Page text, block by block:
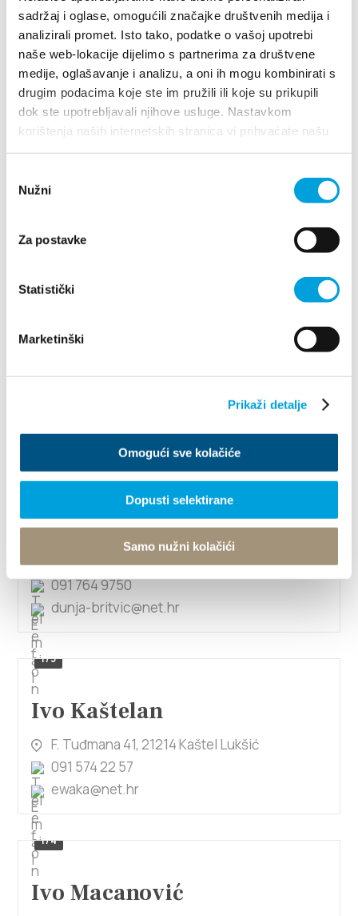
sadržaj i oglase, omogućili značajke društvenih medija i
analizirali promet. Isto tako, podatke o vašoj upotrebi
naše web-lokacije dijelimo s partnerima za društvene
medije, oglašavanje i analizu, a oni ih mogu kombinirati s
drugim podacima koje ste im pružili ili koje su prikupili
dok ste upotrebljavali njihove usluge. Nastavkom
korištenja naših internetskih stranica vi prihvaćate našu
pristanka
Nužni
Za postavke
Statistički
Marketinški
Prikaži detalje
Omogući sve kolačiće
Dopusti selektirane
Samo nužni kolačići
Ivica Žarković
Biskupa P. Žanića 77, 21217 Kaštel Novi
+38598896411
mirela2252@gmail.com
kristinajezidzic@net.hr
1/4
Ivka Rimac
F.F. Kamenjarina 27, 21214 Kaštel Kambelovac
IVO BRITVIĆ
Frane Franića 25, 21214 Kaštel Kambelovac
091 764 9750
dunja-britvic@net.hr
1/3
Ivo Kaštelan
F. Tuđmana 41, 21214 Kaštel Lukšić
091 574 22 57
ewaka@net.hr
1/4
Ivo Macanović